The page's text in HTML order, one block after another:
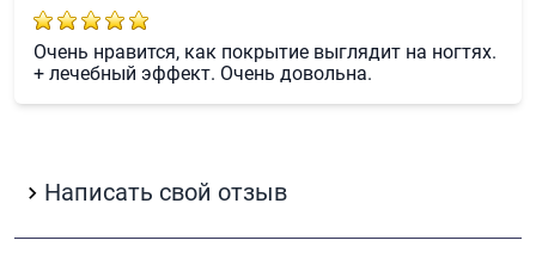
Очень нравится, как покрытие выглядит на ногтях.
+ лечебный эффект. Очень довольна.
Написать свой отзыв